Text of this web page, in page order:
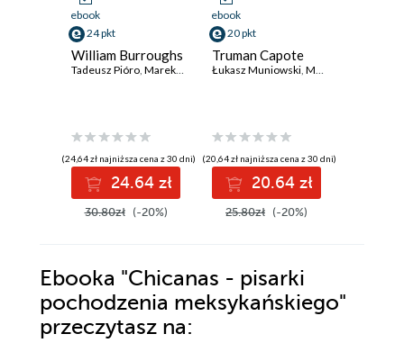
ebook
24 pkt
William Burroughs
Tadeusz Pióro Marek Paryż
(24,64 zł najniższa cena z 30 dni)
24.64 zł
30.80zł (-20%)
ebook
20 pkt
Truman Capote
Łukasz Muniowski Marek Paryż
(20,64 zł najniższa cena z 30 dni)
20.64 zł
25.80zł (-20%)
Ebooka "Chicanas - pisarki
pochodzenia meksykańskiego"
przeczytasz na: